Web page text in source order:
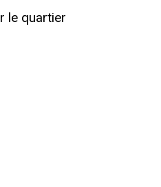
le quartier